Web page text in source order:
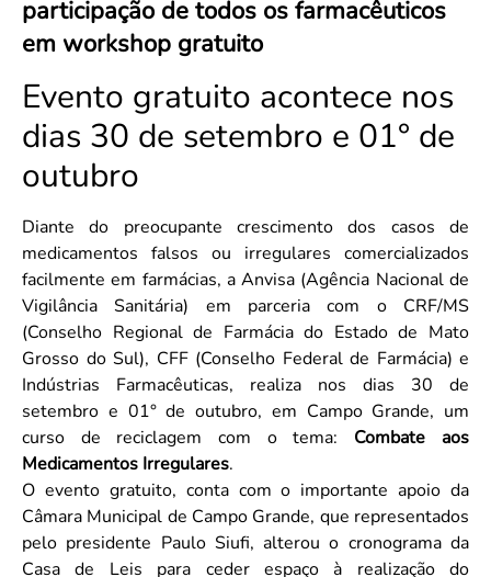
Convenção Coletiva 2025/2026 – Piso salarial Farmácias e Drogaria
Consulta de Farmacêuticos e Estabelecimentos Inscritos no CRF/MS
Saúde Pública e Indígena
Calendário Eleitoral
Candidatos
Votação
Dúvidas Frequentes
Eleições Anteriores
participação de todos os farmacêuticos
em workshop gratuito
Evento gratuito acontece nos
dias 30 de setembro e 01° de
outubro
Diante do preocupante crescimento dos casos de
medicamentos falsos ou irregulares comercializados
facilmente em farmácias, a Anvisa (Agência Nacional de
Vigilância Sanitária) em parceria com o CRF/MS
(Conselho Regional de Farmácia do Estado de Mato
Grosso do Sul), CFF (Conselho Federal de Farmácia) e
Indústrias Farmacêuticas, realiza nos dias 30 de
setembro e 01° de outubro, em Campo Grande, um
curso de reciclagem com o tema: Combate aos
Medicamentos Irregulares.
O evento gratuito, conta com o importante apoio da
Câmara Municipal de Campo Grande, que representados
pelo presidente Paulo Siufi, alterou o cronograma da
Casa de Leis para ceder espaço à realização do